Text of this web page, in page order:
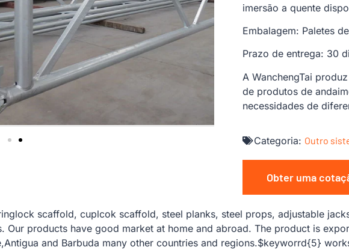
imersão a quente
Embalagem: Paletes
Prazo de entrega: 30
A WanchengTai
de produtos de
necessidades de
Categoria: Outro
Obter uma
scaffold, cuplcok scaffold, steel planks, steel props, adjustable
Our products have good market at home and abroad. The product is
and Barbuda many other countries and regions.$keyworrd{5}